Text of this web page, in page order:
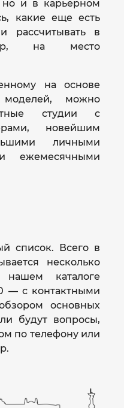
но и в карьерном
какие еще есть
рассчитывать в
на место
на основе
моделей, можно
студии с
новейшим
личными
ежемесячными
список. Всего в
несколько
каталоге
— с контактными
основных
будут вопросы,
по телефону или